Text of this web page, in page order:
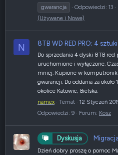
gwarancja
Odpowiedzi: 13
(Używane i Nowe)
N 8TB WD RED PRO; 4 sztuki
Do sprzedania 4 dyski 8TB
uruchomione i wyłączone.
mniej. Kupione w komputronik
gwarancji. Do oddania za
okolice Katowic, Bielska.
namex
Temat 12 Styczeń
Odpowiedzi: 9
Forum: Kosz
Dyskusja
Dzień dobry proszę o pomoc